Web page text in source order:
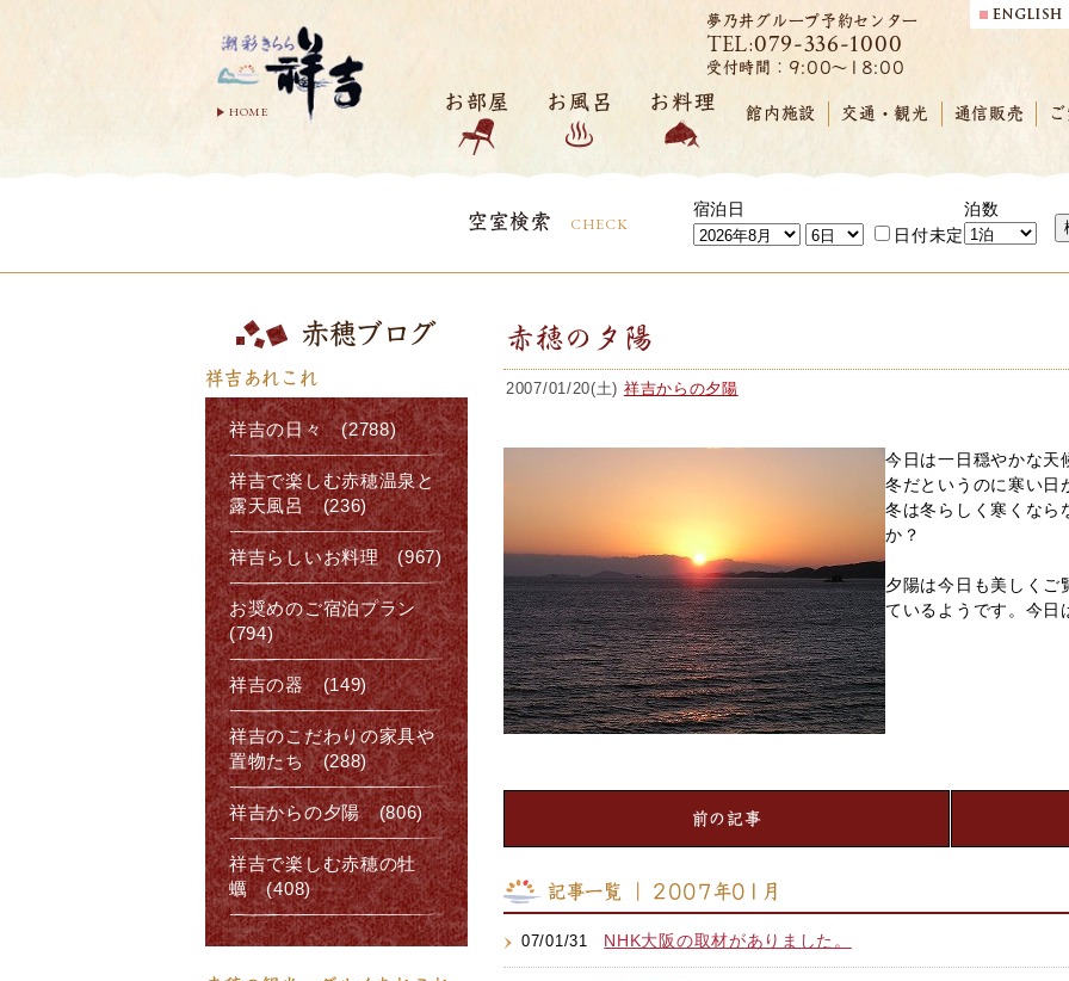
HOME
夢乃井グループ予約センター
TEL:079-336-1000
受付時間：9:00～18:00
お部屋 お風呂 お料理
館内施設 交通・観光 通信販売
空室検索 CHECK
宿泊日
日付未定
泊数
赤穂の夕陽
2007/01/20(土) 祥吉からの夕陽
今日は一日穏やかな天
冬だというのに寒い日
冬は冬らしく寒くなら
か？
夕陽は今日も美しくご
ているようです。今日
前の記事
記事一覧 ｜ 2007年01月
07/01/31 NHK大阪の取材がありました。
赤穂ブログ
祥吉あれこれ
祥吉の日々 (2788)
祥吉で楽しむ赤穂温泉と
露天風呂 (236)
祥吉らしいお料理 (967)
お奨めのご宿泊プラン
(794)
祥吉の器 (149)
祥吉のこだわりの家具や
置物たち (288)
祥吉からの夕陽 (806)
祥吉で楽しむ赤穂の牡
蠣 (408)